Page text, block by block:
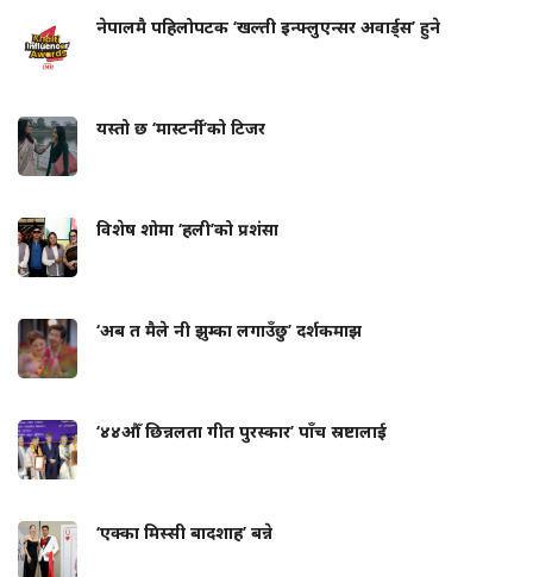
नेपालमै पहिलोपटक ‘खल्ती इन्फ्लुएन्सर अवार्ड्स’ हुने
यस्तो छ ‘मास्टर्नी’को टिजर
विशेष शोमा ‘हली’को प्रशंसा
‘अब त मैले नी झुम्का लगाउँछु’ दर्शकमाझ
‘४४औँ छिन्नलता गीत पुरस्कार’ पाँच स्रष्टालाई
‘एक्का मिस्सी बादशाह’ बन्ने